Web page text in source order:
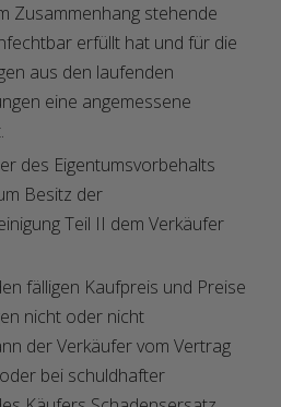
Zusammenhang stehende
erfüllt hat und für die
aus den laufenden
eine angemessene
des Eigentumsvorbehalts
Besitz der
Teil II dem Verkäufer
fälligen Kaufpreis und Preise
nicht oder nicht
der Verkäufer vom Vertrag
bei schuldhafter